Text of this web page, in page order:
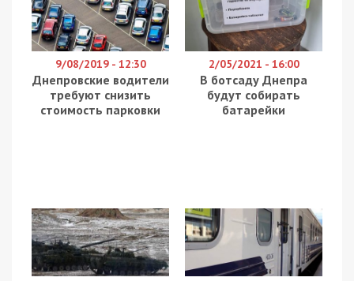
болезни ушел из жизни патрульный полицейский
Днепра Максим Молчанов. Ему было всего 24 года.
Месяц назад Максиму стало плохо, тогда врачи
диагностировали у него сложную болезнь и
назначили лечение. Все время врачи боролись за
его жизнь, но, к сожалению, сердце Максима
остановилось навсегда. Коллеги и друзья всегда
будут помнить его как ответственного,
преданного службе полицейского, порядочного и
надежного товарища. Покойся с миром, Максим.
Светлая память, – сказано в сообщении.
выразили соболезнования семье. У Максима
остались жена и двухлетняя дочь.
Снимался в Днепре: умер Гена из
«Большой перемены»